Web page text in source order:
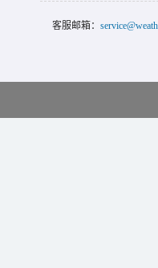
客服邮箱：